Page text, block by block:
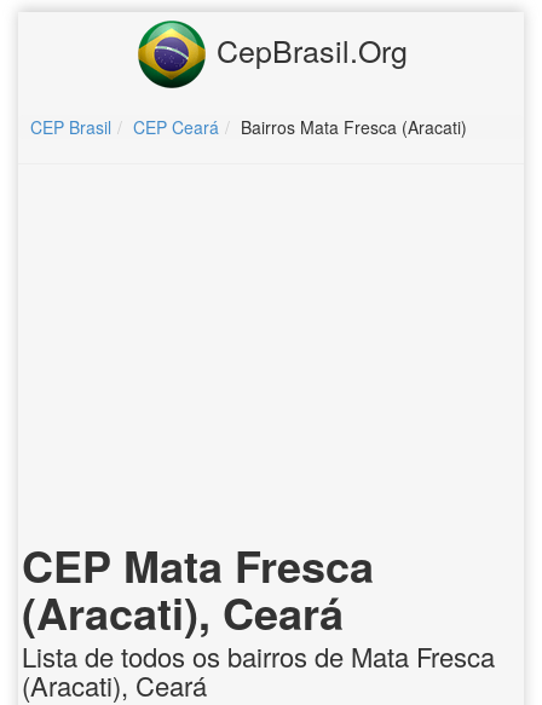
CepBrasil.Org
CEP Brasil CEP Ceará Bairros Mata Fresca (Aracati)
CEP Mata Fresca
(Aracati), Ceará
Lista de todos os bairros de Mata Fresca
(Aracati), Ceará